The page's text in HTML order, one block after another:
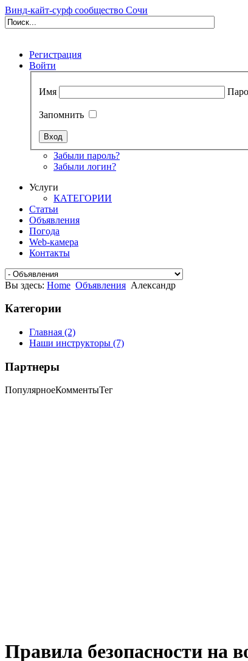
Винд-кайт-сурф сообщество Сочи
Регистрация
Войти
Имя
Запомнить
Забыли пароль?
Забыли логин?
Услуги
КАТЕГОРИИ
Статьи
Объявления
Погода
Web-камера
Контакты
Вы здесь: Home Объявления Александр
Категории
Главная (2)
Наши инструкторы (7)
Партнеры
ПопулярноеКомментыТег
Правила безопасности на